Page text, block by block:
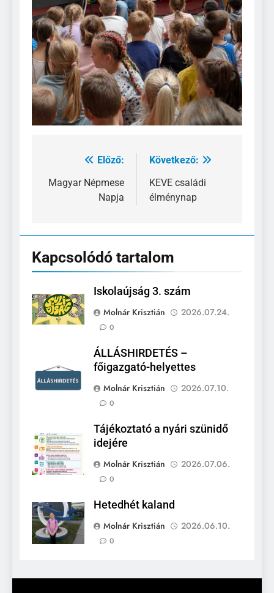
Bejegyzés
navigáció
Előző:
Magyar Népmese
Napja
Következő:
KEVE családi
élménynap
Kapcsolódó tartalom
Iskolaújság 3. szám
Molnár Krisztián
2026.07.24.
0
ÁLLÁSHIRDETÉS –
főigazgató-helyettes
Molnár Krisztián
2026.07.10.
0
Tájékoztató a nyári szünidő
idejére
Molnár Krisztián
2026.07.06.
0
Hetedhét kaland
Molnár Krisztián
2026.06.10.
0